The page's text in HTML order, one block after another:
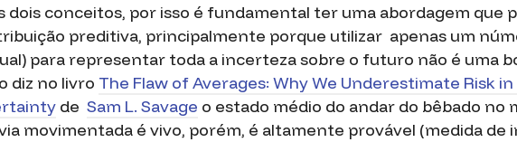
dois conceitos, por isso é fundamental ter uma abordagem que
preditiva, principalmente porque utilizar apenas um
para representar toda a incerteza sobre o futuro não é uma
diz no livro The Flaw of Averages: Why We Underestimate Risk
de Sam L. Savage o estado médio do andar do bêbado no
movimentada é vivo, porém, é altamente provável (medida de